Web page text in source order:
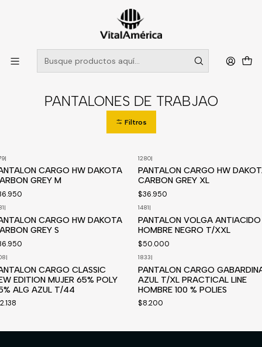
POR SISTEMA FRONTAL SOLO RETIROS EN TIENDA, DESDE
MUCHAS GRACIAS +569 5956 2237
Leer más
Catálogo
VESTIMENTA TECNICA Y CORPORATIVA
PANTALONES DE TRABJAO
PANTALONES DE TRABJAO
Filtros
|
CARGO HW DAKOTA
GREY M
1280|
PANTALON CARGO HW
CARBON GREY XL
$36.950
|
CARGO HW DAKOTA
GREY S
1481|
PANTALON VOLGA ANTIACIDO
HOMBRE NEGRO T/XXL
$50.000
|
CARGO CLASSIC
EDITION MUJER 65% POLY
ALG AZUL T/44
1833|
PANTALON CARGO
AZUL T/XL PRACTICAL LINE
HOMBRE 100 % POLIES
$8.200